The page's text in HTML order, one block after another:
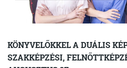
KÖNYVELŐKKEL A DUÁLIS
SZAKKÉPZÉSI,